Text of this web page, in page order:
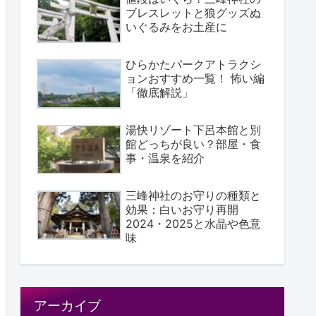
ブレスレットと狼グッズぬ
いぐるみをお土産に
ひらかたパークアトラクシ
ョンおすすめ一覧！ 怖い編
「徹底解説」
湯快リゾート下呂本館と別
館どっちが良い？部屋・食
事・温泉を紹介
三峰神社のお守りの種類と
効果：白いお守り再開
2024・2025と水晶や色意
味
アーカイブ